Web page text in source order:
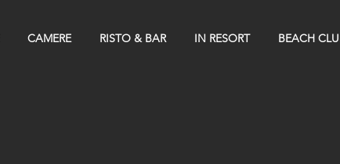
CAMERE RISTO & BAR IN RESORT BEACH